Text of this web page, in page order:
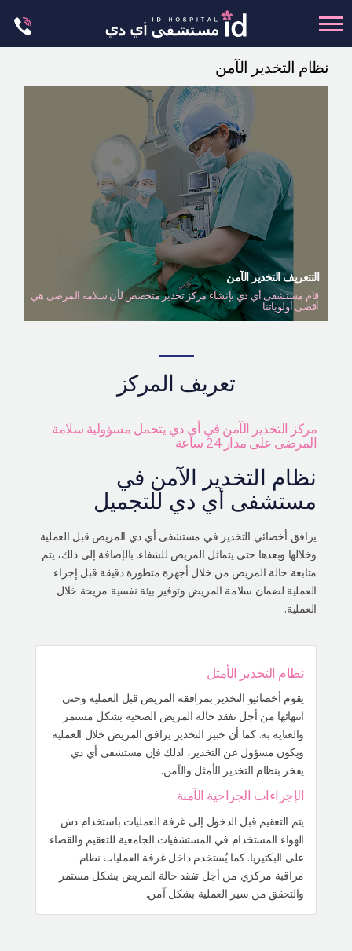
to
content
عمليات الفكين
العمليات البسيطة
العيادة الجلدية
التقييم بصور السيلفي
نظام التخدير الآمن
التتعريف التخدير الآمن
قام مستشفى أي دي بإنشاء مركز تخدير متخصص لأن سلامة المرضى هي
أقصى أولوياتنا.
تعريف المركز
مركز التخدير الآمن في أي دي يتحمل مسؤولية سلامة
المرضى على مدار 24 ساعة
نظام التخدير الآمن في
مستشفى أي دي للتجميل
يرافق أخصائي التخدير في مستشفى أي دي المريض قبل العملية
وخلالها وبعدها حتى يتماثل المريض للشفاء. بالإضافة إلى ذلك، يتم
متابعة حالة المريض من خلال أجهزة متطورة دقيقة قبل إجراء
العملية لضمان سلامة المريض وتوفير بيئة نفسية مريحة خلال
العملية.
نظام التخدير الأمثل
يقوم أخصائيو التخدير بمرافقة المريض قبل العملية وحتى
انتهائها من أجل تفقد حالة المريض الصحية بشكل مستمر
والعناية به. كما أن خبير التخدير يرافق المريض خلال العملية
ويكون مسؤول عن التخدير، لذلك فإن مستشفى أي دي
يفخر بنظام التخدير الأمثل والآمن.
الإجراءات الجراحية الآمنة
يتم التعقيم قبل الدخول إلى غرفة العمليات باستخدام دش
الهواء المستخدام في المستشفيات الجامعية للتعقيم والقضاء
على البكتيريا. كما يُستخدم داخل غرفة العمليات نظام
مراقبة مركزي من أجل تفقد حالة المريض بشكل مستمر
والتحقق من سير العملية بشكل آمن.